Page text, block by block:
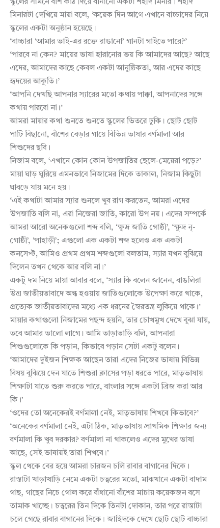
স্কুলের সামনে বাঁশ কাঠ দিয়ে বানানো একটা শহীদ মিনার। শহীদ
মিনারটা দেখিয়ে মায়া বলে, ‘কয়েক দিন আগে এখানে বাচ্চাদের নিয়ে
স্কুলের একটা অনুষ্ঠান হয়েছে।
‘বাচ্চারা ‘আমার ভাই-এর রক্তে রাঙানো’ গানটা গাইতে পারে?’
‘পারবে না কেন? মায়ের ভাষা হারানোর ভয় কি আমাদের আছে? আছে
এদের, আমাদের কাছে কেবল একটা আনুষ্ঠিকতা, আর এদের কাছে
হৃদয়ের আকুতি।’
‘আপনি দেখছি আপনার স্যারের মতো কথায় পাক্কা, আপনাদের সঙ্গে
কথায় পারবো না।’
আমরা মায়ার কথা শুনতে শুনতে স্কুলের ভিতরে ঢুকি। ছোট ছোট
পাটি বিছানো, বাঁশের বেড়ার গায়ে বিভিন্ন ভাষার বর্ণমালা আর
শিশুদের ছবি।
নিজাম বলে, ‘এখানে কোন কোন উপজাতির ছেলে-মেয়েরা পড়ে?’
মায়া ঘাড় ঘুরিয়ে এমনভাবে নিজামের দিকে তাকাল, নিজাম কিছুটা
ঘাবড়ে যায় মনে হয়।
‘এই কথাটা আমার স্যার শুনলে খুব রাগ করতেন, আমরা এদের
উপজাতি বলি না, এরা নিজেরা জাতি, কারো উপ নয়। এদের সম্পর্কে
আমরা আরো অনেকগুলো শব্দ বলি, ‘ক্ষুদ্র জাতি গোষ্ঠী’, ‘ক্ষুদ্র নৃ-
গোষ্ঠী’, ‘পাহাড়ী’; এগুলো এক একটা শব্দ হলেও এক একটা
কনসেপ্ট, আমিও প্রথম প্রথম শব্দগুলো বলতাম, স্যার যখন বুঝিয়ে
দিলেন তখন থেকে আর বলি না।’
একটু দম নিয়ে মায়া আবার বলে, ‘স্যার কি বলেন জানেন, বাঙলিরা
উগ্র জাতীয়তাবাদে অন্ধ হওয়ায় জাতিগুলোকে উপেক্ষা করে থাকে,
প্রত্যেক জাতীয়তাবাদের মধ্যে এক ধরনের স্বৈরতন্ত্র লুকিয়ে থাকে।’
মায়ার কথাগুলো নিজামের পছন্দ হয়নি, তার চোখমুখ দেখে বুঝা যায়,
তবে আমার ভালো লাগে। আমি তাড়াতাড়ি বলি, আপনারা
শিশুগুলোকে কি পড়ান, কিভাবে পড়ান সেটা একটু বলেন।
‘আমাদের দুইজন শিক্ষক আছেন তারা এদের নিজের ভাষায় বিভিন্ন
বিষয় বুঝিয়ে দেন যাতে শিশুরা ক্লাসের পড়া ধরতে পারে, মাতৃভাষায়
শিক্ষাটা যাতে শুরু করতে পারে, বাংলার সঙ্গে একটা ব্রিজ করা আর
কি।’
‘ওদের তো অনেকেরই বর্ণমালা নেই, মাতৃভাষায় শিখবে কিভাবে?’
‘অনেকের বর্ণমালা নেই, এটা ঠিক, মাতৃভাষায় প্রাথমিক শিক্ষার জন্য
বর্ণমালা কি খুব দরকার? বর্ণমালা না থাকলেও এদের মুখের ভাষা
আছে, সেই ভাষায়ই তারা শিখবে।’
স্কুল থেকে বের হয়ে আমরা চারজন চলি রাবার বাগানের দিকে।
রাস্তাটা খাড়াখাড়ি নেমে একটা চত্বরের মতো, মাঝখানে একটা বাদাম
গাছ, গাছের নিচে গোল করে বাঁধানো বাঁশের মাচায় কয়েকজন বসে
তামাক খাচ্ছে। চত্বরের তিন দিকে তিনটা দোকান, তার পরে রাস্তাটা
চলে গেছে রাবার বাগানের দিকে। জাহিদকে দেখে ছোট ছোট বাচ্চারা